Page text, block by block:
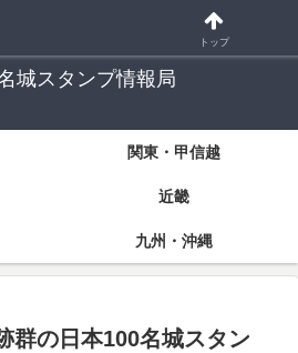
リーに挑戦する方々のための情報サイト
城スタンプ情報局
関東・甲信越
近畿
九州・沖縄
群の日本100名城スタン
トップ